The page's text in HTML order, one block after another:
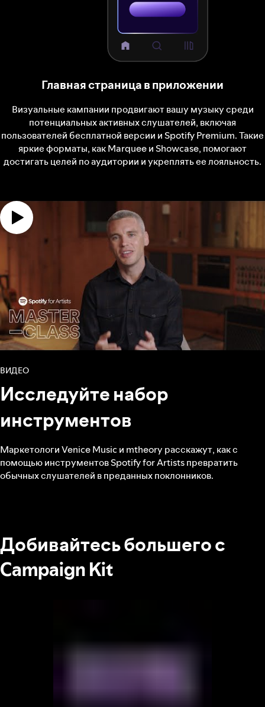
Главная страница в приложении
Визуальные кампании продвигают вашу музыку среди
потенциальных активных слушателей, включая
пользователей бесплатной версии и Spotify Premium. Такие
яркие форматы, как Marquee и Showcase, помогают
достигать целей по аудитории и укреплять ее лояльность.
ВИДЕО
Исследуйте набор
инструментов
Маркетологи Venice Music и mtheory расскажут, как с
помощью инструментов Spotify for Artists превратить
обычных слушателей в преданных поклонников.
Добивайтесь большего с
Campaign Kit